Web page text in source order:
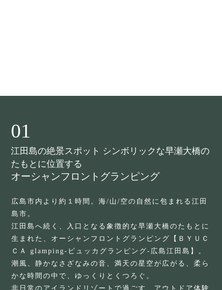
01
江田島の絶景スポット シンボリックな早瀬大橋の
たもとに位置する
オーシャンフロントグランピング
広島市内より約１時間。海/山/空の自然に包まれる江田
島市。
江田島へ続く、入口となる象徴的な早瀬大橋のたもとに
生まれた、オーシャンフロントグランピング【ＢＹＵＣ
ＣＡ glamping-ビュッカグランピング-広島江田島】。
潮風、静かなさざなみの音、満天の星空が広がる、柔ら
かな時間の中で、ゆっくりとくつろぐ。
非日常のアイランドリゾートで過ごす、アウトドア体験